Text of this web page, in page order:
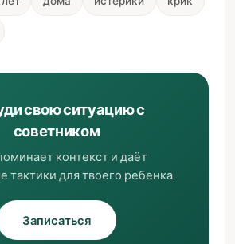
свою ситуацию с
советником
контекст и даёт
тактики для твоего ребенка.
Записаться